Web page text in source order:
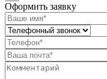
Оформить заявку